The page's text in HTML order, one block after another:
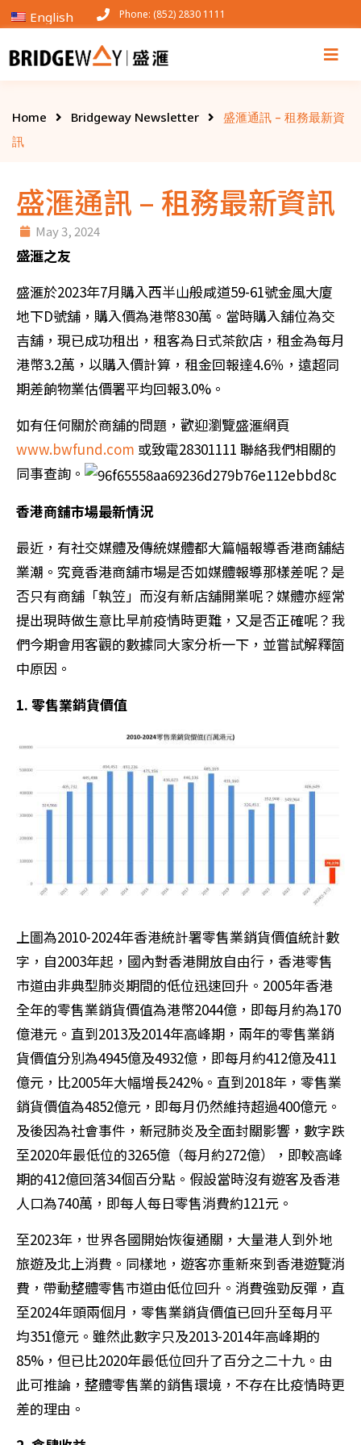
Phone: (852) 2830 1111
Home Bridgeway Newsletter
盛滙通訊 – 租務最新資
訊
盛滙通訊 – 租務最新資訊
May 3, 2024
盛滙之友
盛滙於2023年7月購入西半山般咸道59-61號金風大廈
地下D號舖，購入價為港幣830萬。當時購入舖位為交
吉舖，現已成功租出，租客為日式茶飲店，租金為每月
港幣3.2萬，以購入價計算，租金回報達4.6％，遠超同
期差餉物業估價署平均回報3.0%。
如有任何關於商舖的問題，歡迎瀏覽盛滙網頁
www.bwfund.com 或致電28301111 聯絡我們相關的
同事查詢。
香港商舖市場最新情況
最近，有社交媒體及傳統媒體都大篇幅報導香港商舖結
業潮。究竟香港商舖市場是否如媒體報導那樣差呢？是
否只有商舖「執笠」而沒有新店舖開業呢？媒體亦經常
提出現時做生意比早前疫情時更難，又是否正確呢？我
們今期會用客觀的數據同大家分析一下，並嘗試解釋箇
中原因。
1. 零售業銷貨價值
上圖為2010-2024年香港統計署零售業銷貨價值統計數
字，自2003年起，國內對香港開放自由行，香港零售
市道由非典型肺炎期間的低位迅速回升。2005年香港
全年的零售業銷貨價值為港幣2044億，即每月約為170
億港元。直到2013及2014年高峰期，兩年的零售業銷
貨價值分別為4945億及4932億，即每月約412億及411
億元，比2005年大幅增長242%。直到2018年，零售業
銷貨價值為4852億元，即每月仍然維持超過400億元。
及後因為社會事件，新冠肺炎及全面封關影響，數字跌
至2020年最低位的3265億（每月約272億），即較高峰
期的412億回落34個百分點。假設當時沒有遊客及香港
人口為740萬，即每人每日零售消費約121元。
至2023年，世界各國開始恢復通關，大量港人到外地
旅遊及北上消費。同樣地，遊客亦重新來到香港遊覽消
費，帶動整體零售市道由低位回升。消費強勁反彈，直
至2024年頭兩個月，零售業銷貨價值已回升至每月平
均351億元。雖然此數字只及2013-2014年高峰期的
85%，但已比2020年最低位回升了百分之二十九。由
此可推論，整體零售業的銷售環境，不存在比疫情時更
差的理由。
English